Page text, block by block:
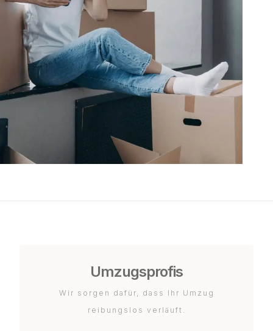
Umzugsprofis
Wir sorgen dafür, dass Ihr Umzug
reibungslos verläuft.